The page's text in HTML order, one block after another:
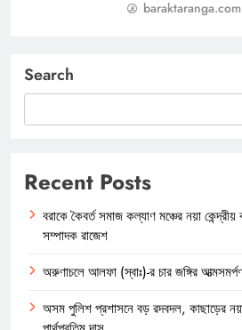
baraktaranga.com
Search
Recent Posts
বরাকে কৈবর্ত সমাজ কল্যাণ মঞ্চের নয়া
সম্পাদক রাজেশ
অরুণাচলে আলফা (স্বাঃ)-র চার জঙ্গির
অসম পুলিশ প্রশাসনে বড় রদবদল, কাছাড়ের